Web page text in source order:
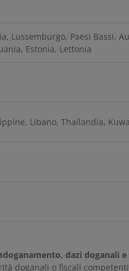
Lussemburgo, Paesi Bassi,
Estonia, Lettonia
Libano, Thailandia,
dazi doganali
doganali o fiscali